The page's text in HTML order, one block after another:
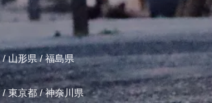
/山形県/福島県
/東京都/神奈川県